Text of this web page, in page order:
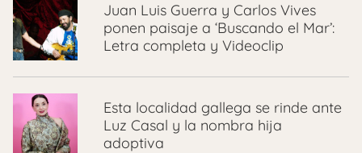
Juan Luis Guerra y Carlos Vives
ponen paisaje a ‘Buscando el Mar’:
Letra completa y Videoclip
Esta localidad gallega se rinde ante
Luz Casal y la nombra hija
adoptiva